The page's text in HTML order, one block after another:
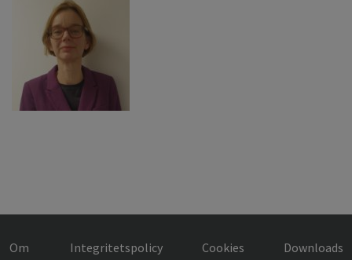
Om
Integritetspolicy Cookies Downloads